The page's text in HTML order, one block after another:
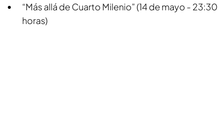
“Más allá de Cuarto Milenio” (14 de mayo - 23:30
horas)